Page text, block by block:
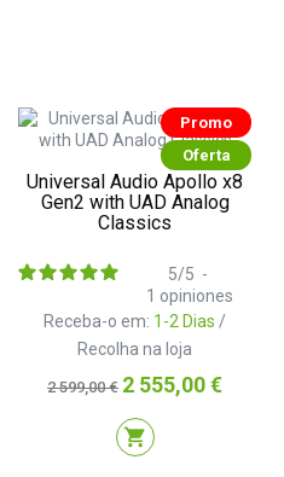
Promo
Oferta
Universal Audio Apollo x8
Gen2 with UAD Analog
Classics
Receba-o em: 1-2 Dias /
Recolha na loja
5/5 -
1 opiniones
Preço
normal
2 599,00 € Preço
2 555,00 €
shopping_cart